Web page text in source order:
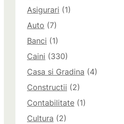
Asigurari (1)
Auto (7)
Banci (1)
Caini (330)
Casa si Gradina (4)
Constructii (2)
Contabilitate (1)
Cultura (2)